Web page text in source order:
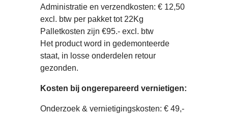
Administratie en verzendkosten: € 12,50
excl. btw per pakket tot 22Kg
Palletkosten zijn €95.- excl. btw
Het product word in gedemonteerde
staat, in losse onderdelen retour
gezonden.
Kosten bij ongerepareerd vernietigen:
Onderzoek & vernietigingskosten: € 49,-